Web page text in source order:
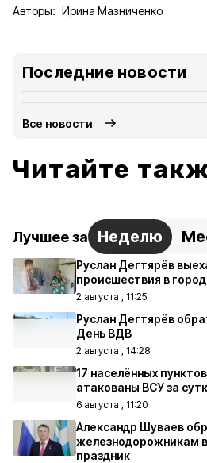
Авторы: Ирина Мазниченко
Последние новости
Все новости
Читайте
Лучшее за Неделю
Руслан Дегтярёв
происшествия в
2 августа , 11:25
Руслан Дегтярёв
День ВДВ
2 августа , 14:28
17 населённых
атакованы ВСУ за
6 августа , 11:20
Александр Шуваев
железнодорожникам
праздник